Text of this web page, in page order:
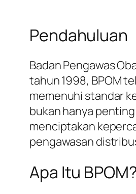
Pendahuluan
Badan Pengawas
tahun 1998, BPOM
memenuhi standar
bukan hanya
menciptakan
pengawasan
Apa Itu